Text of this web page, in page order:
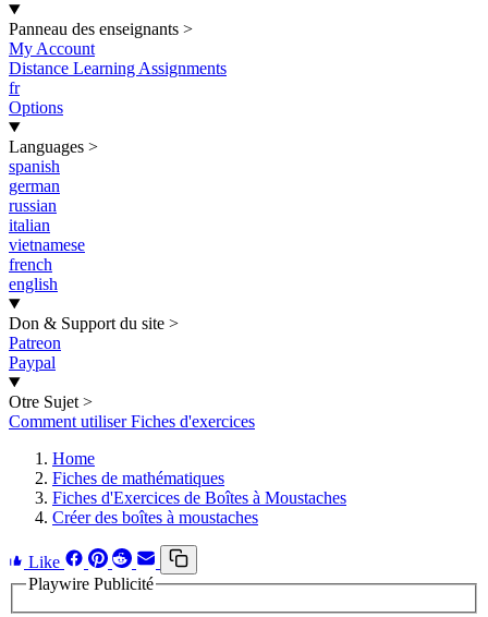
Panneau des enseignants >
My Account
Distance Learning Assignments
fr
Options
Languages >
spanish
german
russian
italian
vietnamese
french
english
Don & Support du site >
Patreon
Paypal
Otre Sujet >
Comment utiliser Fiches d'exercices
Home
Fiches de mathématiques
Fiches d'Exercices de Boîtes à Moustaches
Créer des boîtes à moustaches
Like
Playwire Publicité